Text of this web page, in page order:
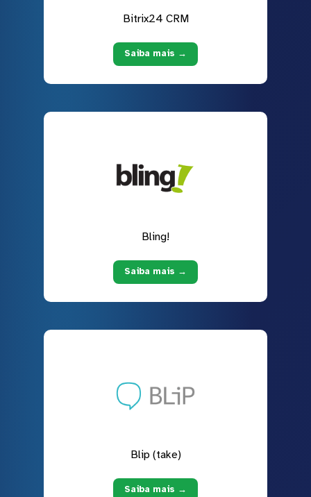
Bitrix24 CRM
Saiba mais →
Bling!
Saiba mais →
Blip (take)
Saiba mais →